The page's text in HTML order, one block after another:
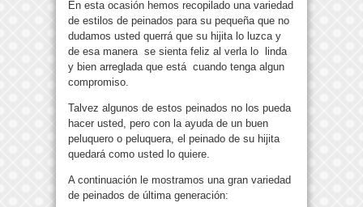
En esta ocasión hemos recopilado una variedad
de estilos de peinados para su pequeña que no
dudamos usted querrá que su hijita lo luzca y
de esa manera se sienta feliz al verla lo linda
y bien arreglada que está cuando tenga algun
compromiso.
Talvez algunos de estos peinados no los pueda
hacer usted, pero con la ayuda de un buen
peluquero o peluquera, el peinado de su hijita
quedará como usted lo quiere.
A continuación le mostramos una gran variedad
de peinados de última generación: